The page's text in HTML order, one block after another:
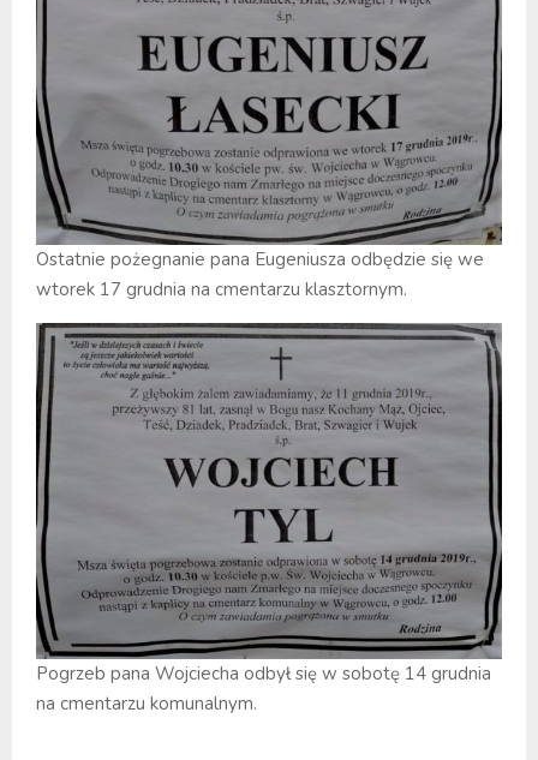
Ostatnie pożegnanie pana Eugeniusza odbędzie się we
wtorek 17 grudnia na cmentarzu klasztornym.
Pogrzeb pana Wojciecha odbył się w sobotę 14 grudnia
na cmentarzu komunalnym.